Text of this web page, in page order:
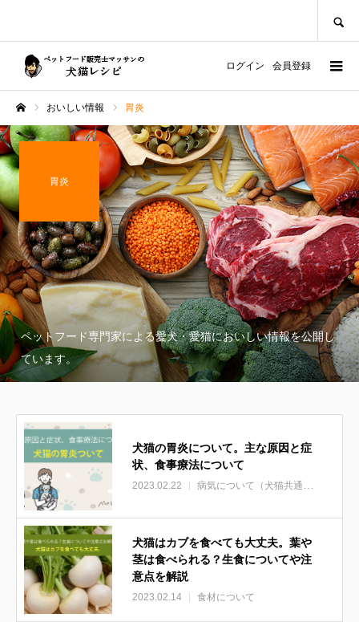
ログイン 会員登録
おいしい情報 胃炎
胃炎
ペットフード専門家による愛犬・愛猫においしい情報を公開し
ています。
犬猫の胃炎について。主な原因と症
状、食事療法について
2023.02.22 病気について（犬猫共通）
犬猫はカブを食べても大丈夫。葉や
茎は食べられる？生食についてや注
意点を解説
2023.02.14 食材について